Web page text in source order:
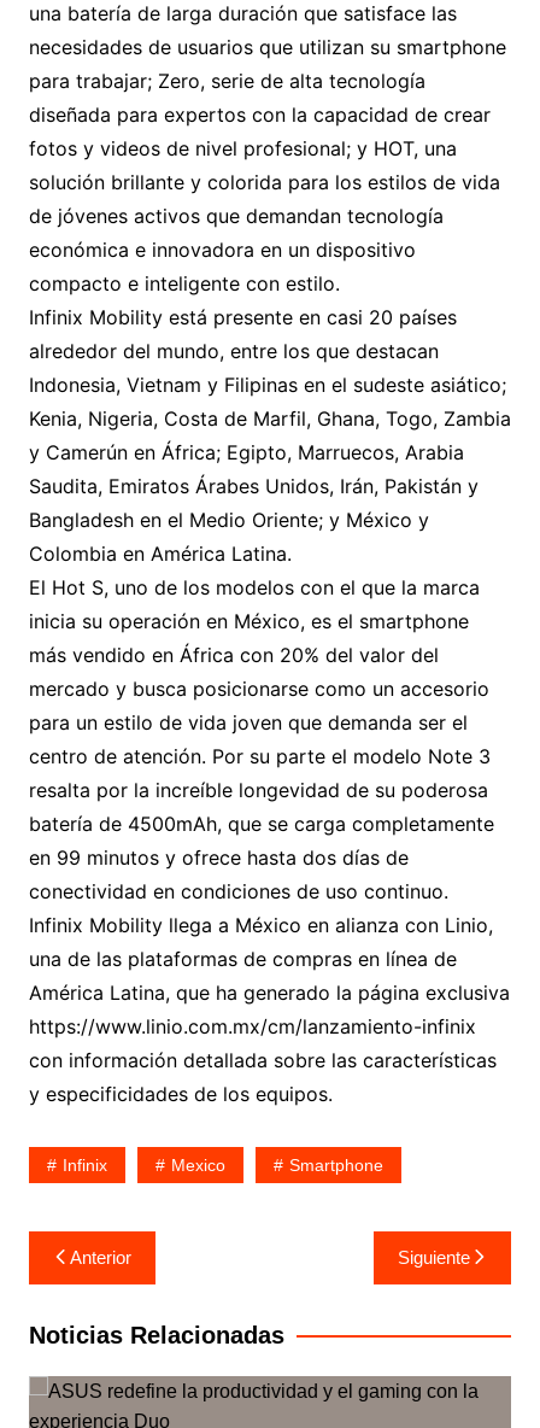
una batería de larga duración que satisface las
necesidades de usuarios que utilizan su smartphone
para trabajar; Zero, serie de alta tecnología
diseñada para expertos con la capacidad de crear
fotos y videos de nivel profesional; y HOT, una
solución brillante y colorida para los estilos de vida
de jóvenes activos que demandan tecnología
económica e innovadora en un dispositivo
compacto e inteligente con estilo.
Infinix Mobility está presente en casi 20 países
alrededor del mundo, entre los que destacan
Indonesia, Vietnam y Filipinas en el sudeste asiático;
Kenia, Nigeria, Costa de Marfil, Ghana, Togo, Zambia
y Camerún en África; Egipto, Marruecos, Arabia
Saudita, Emiratos Árabes Unidos, Irán, Pakistán y
Bangladesh en el Medio Oriente; y México y
Colombia en América Latina.
El Hot S, uno de los modelos con el que la marca
inicia su operación en México, es el smartphone
más vendido en África con 20% del valor del
mercado y busca posicionarse como un accesorio
para un estilo de vida joven que demanda ser el
centro de atención. Por su parte el modelo Note 3
resalta por la increíble longevidad de su poderosa
batería de 4500mAh, que se carga completamente
en 99 minutos y ofrece hasta dos días de
conectividad en condiciones de uso continuo.
Infinix Mobility llega a México en alianza con Linio,
una de las plataformas de compras en línea de
América Latina, que ha generado la página exclusiva
https://www.linio.com.mx/cm/lanzamiento-infinix
con información detallada sobre las características
y especificidades de los equipos.
Infinix Mexico Smartphone
Navegación
de
entradas
Anterior Siguiente
Noticias Relacionadas